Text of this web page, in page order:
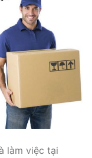
làm việc tại